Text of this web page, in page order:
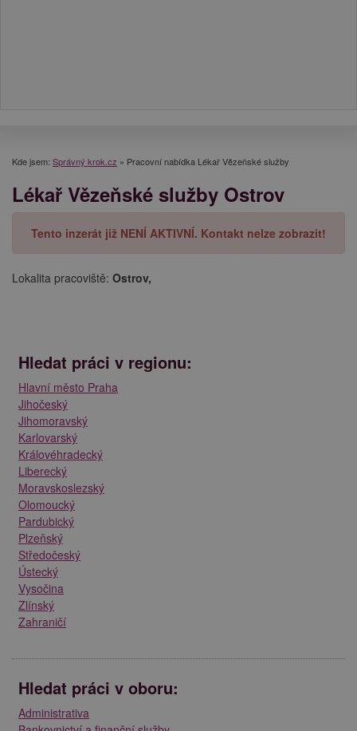
Kde jsem: Správný krok.cz » Pracovní nabídka Lékař Vězeňské služby
Lékař Vězeňské služby Ostrov
Tento inzerát již NENÍ AKTIVNÍ. Kontakt nelze zobrazit!
Lokalita pracoviště: Ostrov,
Hledat práci v regionu:
Hlavní město Praha
Jihočeský
Jihomoravský
Karlovarský
Královéhradecký
Liberecký
Moravskoslezský
Olomoucký
Pardubický
Plzeňský
Středočeský
Ústecký
Vysočina
Zlínský
Zahraničí
Hledat práci v oboru:
Administrativa